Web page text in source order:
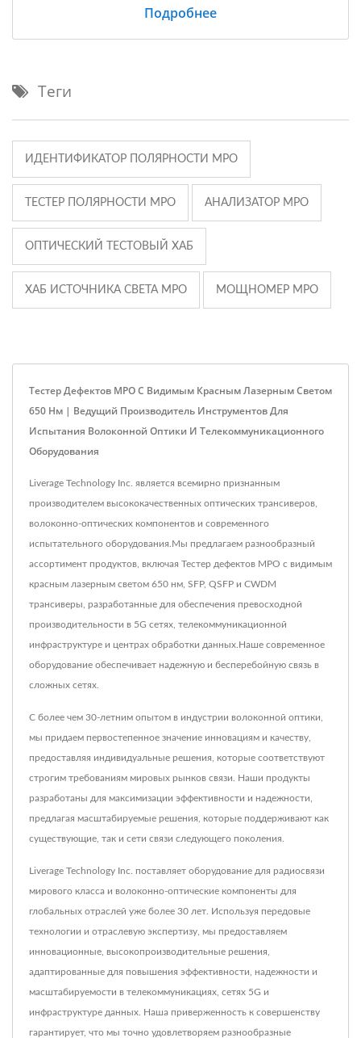
Подробнее
Теги
ИДЕНТИФИКАТОР ПОЛЯРНОСТИ MPO
ТЕСТЕР ПОЛЯРНОСТИ MPO АНАЛИЗАТОР MPO
ОПТИЧЕСКИЙ ТЕСТОВЫЙ ХАБ
ХАБ ИСТОЧНИКА СВЕТА MPO МОЩНОМЕР MPO
Тестер Дефектов MPO С Видимым Красным Лазерным Светом
650 Нм | Ведущий Производитель Инструментов Для
Испытания Волоконной Оптики И Телекоммуникационного
Оборудования
Liverage Technology Inc. является всемирно признанным
производителем высококачественных оптических трансиверов,
волоконно-оптических компонентов и современного
испытательного оборудования.Мы предлагаем разнообразный
ассортимент продуктов, включая Тестер дефектов MPO с видимым
красным лазерным светом 650 нм, SFP, QSFP и CWDM
трансиверы, разработанные для обеспечения превосходной
производительности в 5G сетях, телекоммуникационной
инфраструктуре и центрах обработки данных.Наше современное
оборудование обеспечивает надежную и бесперебойную связь в
сложных сетях.
С более чем 30-летним опытом в индустрии волоконной оптики,
мы придаем первостепенное значение инновациям и качеству,
предоставляя индивидуальные решения, которые соответствуют
строгим требованиям мировых рынков связи. Наши продукты
разработаны для максимизации эффективности и надежности,
предлагая масштабируемые решения, которые поддерживают как
существующие, так и сети связи следующего поколения.
Liverage Technology Inc. поставляет оборудование для радиосвязи
мирового класса и волоконно-оптические компоненты для
глобальных отраслей уже более 30 лет. Используя передовые
технологии и отраслевую экспертизу, мы предоставляем
инновационные, высокопроизводительные решения,
адаптированные для повышения эффективности, надежности и
масштабируемости в телекоммуникациях, сетях 5G и
инфраструктуре данных. Наша приверженность к совершенству
гарантирует, что мы точно удовлетворяем разнообразные